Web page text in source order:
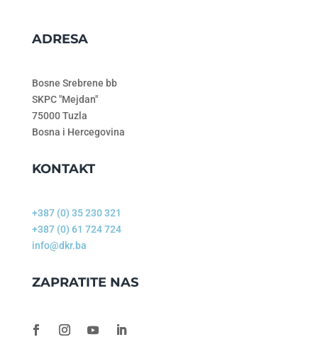
ADRESA
Bosne Srebrene bb
SKPC "Mejdan"
75000 Tuzla
Bosna i Hercegovina
KONTAKT
+387 (0) 35 230 321
+387 (0) 61 724 724
info@dkr.ba
ZAPRATITE NAS